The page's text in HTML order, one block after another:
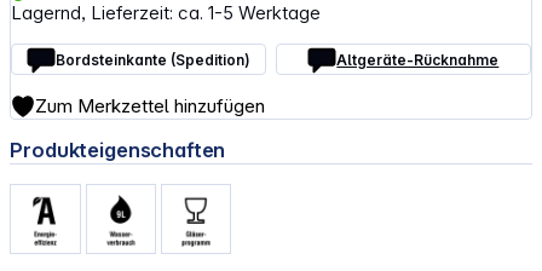
Lagernd, Lieferzeit: ca. 1-5 Werktage
Bordsteinkante (Spedition) Altgeräte-Rücknahme
Zum Merkzettel hinzufügen
Produkteigenschaften